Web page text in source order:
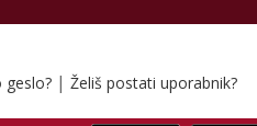
geslo? | Želiš postati uporabnik?